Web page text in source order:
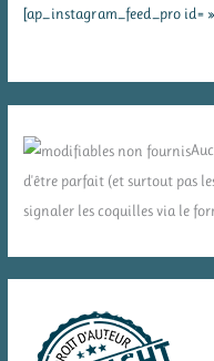
[ap_instagram_feed_pro id=
d'être parfait (et surtout pas
signaler les coquilles via le